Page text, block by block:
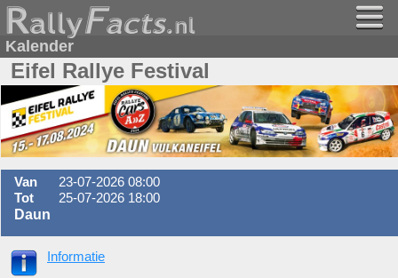
Kalender
Eifel Rallye Festival
Van
23-07-2026 08:00
Tot
25-07-2026 18:00
Daun
Informatie